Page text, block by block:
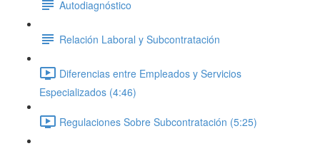
Autodiagnóstico
Relación Laboral y Subcontratación
Diferencias entre Empleados y Servicios
Especializados (4:46)
Regulaciones Sobre Subcontratación (5:25)